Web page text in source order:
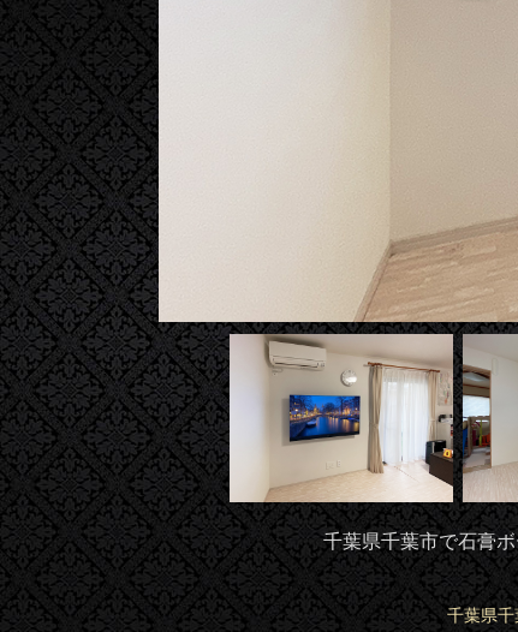
千葉県千葉市で石膏
千葉県千